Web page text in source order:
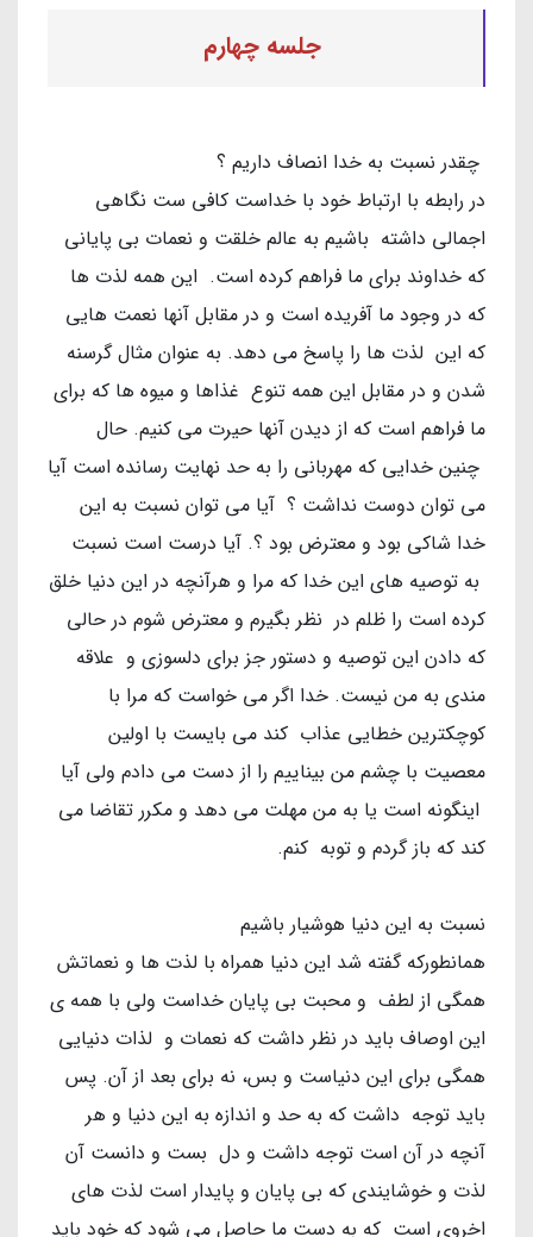
جلسه چهارم
چقدر نسبت به خدا انصاف داریم ؟
در رابطه با ارتباط خود با خداست کافی ست نگاهی
اجمالی داشته باشیم به عالم خلقت و نعمات بی پایانی
که خداوند برای ما فراهم کرده است. این همه لذت ها
که در وجود ما آفریده است و در مقابل آنها نعمت هایی
که این لذت ها را پاسخ می دهد. به عنوان مثال گرسنه
شدن و در مقابل این همه تنوع غذاها و میوه ها که برای
ما فراهم است که از دیدن آنها حیرت می کنیم. حال
چنین خدایی که مهربانی را به حد نهایت رسانده است آیا
می توان دوست نداشت ؟ آیا می توان نسبت به این
خدا شاکی بود و معترض بود ؟. آیا درست است نسبت
به توصیه های این خدا که مرا و هرآنچه در این دنیا خلق
کرده است را ظلم در نظر بگیرم و معترض شوم در حالی
که دادن این توصیه و دستور جز برای دلسوزی و علاقه
مندی به من نیست. خدا اگر می خواست که مرا با
کوچکترین خطایی عذاب کند می بایست با اولین
معصیت با چشم من بیناییم را از دست می دادم ولی آیا
اینگونه است یا به من مهلت می دهد و مکرر تقاضا می
کند که باز گردم و توبه کنم.
نسبت به این دنیا هوشیار باشیم
همانطورکه گفته شد این دنیا همراه با لذت ها و نعماتش
همگی از لطف و محبت بی پایان خداست ولی با همه ی
این اوصاف باید در نظر داشت که نعمات و لذات دنیایی
همگی برای این دنیاست و بس، نه برای بعد از آن. پس
باید توجه داشت که به حد و اندازه به این دنیا و هر
آنچه در آن است توجه داشت و دل بست و دانست آن
لذت و خوشایندی که بی پایان و پایدار است لذت های
اخروی است که به دست ما حاصل می شود که خود باید